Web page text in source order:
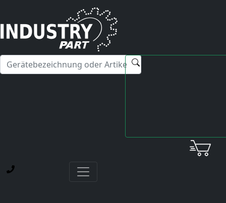
Hallo! Ich kann Ihnen gerne bei Fragen zu unseren
Servicedienstleistungen weiterhelfen.
Startseite FanucServo Amplifier